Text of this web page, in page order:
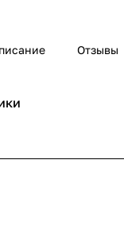
Отзывы